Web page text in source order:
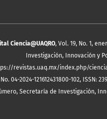
Ciencia@UAQRO, Vol. 19, No. 1,
Investigación, Innovación y
revistas.uaq.mx/index.php/
No. 04-2024-121612431800-102,
Secretaría de Investigación,